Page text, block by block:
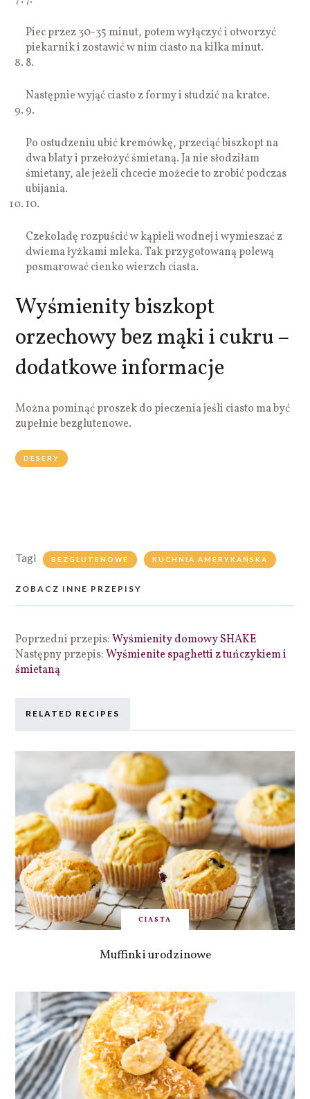
Piec przez 30-35 minut, potem wyłączyć i otworzyć
piekarnik i zostawić w nim ciasto na kilka minut.
8.
Następnie wyjąć ciasto z formy i studzić na kratce.
9.
Po ostudzeniu ubić kremówkę, przeciąć biszkopt na
dwa blaty i przełożyć śmietaną. Ja nie słodziłam
śmietany, ale jeżeli chcecie możecie to zrobić podczas
ubijania.
10.
Czekoladę rozpuścić w kąpieli wodnej i wymieszać z
dwiema łyżkami mleka. Tak przygotowaną polewą
posmarować cienko wierzch ciasta.
Wyśmienity biszkopt
orzechowy bez mąki i cukru –
dodatkowe informacje
Można pominąć proszek do pieczenia jeśli ciasto ma być
zupełnie bezglutenowe.
DESERY
Tagi BEZGLUTENOWE KUCHNIA AMERYKAŃSKA
ZOBACZ INNE PRZEPISY
Poprzedni przepis:Wyśmienity domowy SHAKE
Następny przepis:Wyśmienite spaghetti z tuńczykiem i
śmietaną
RELATED RECIPES
CIASTA
Muffinki urodzinowe